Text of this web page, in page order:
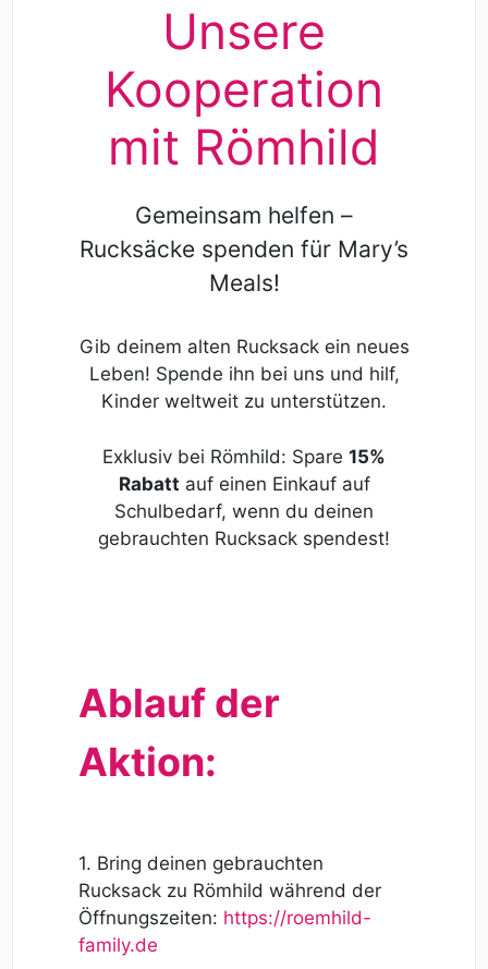
Unsere
Kooperation
mit Römhild
Gemeinsam helfen –
Rucksäcke spenden für Mary’s
Meals!
Gib deinem alten Rucksack ein neues
Leben! Spende ihn bei uns und hilf,
Kinder weltweit zu unterstützen.
Exklusiv bei Römhild: Spare 15%
Rabatt auf einen Einkauf auf
Schulbedarf, wenn du deinen
gebrauchten Rucksack spendest!
Ablauf der
Aktion:
1. Bring deinen gebrauchten
Rucksack zu Römhild während der
Öffnungszeiten: https://roemhild-
family.de